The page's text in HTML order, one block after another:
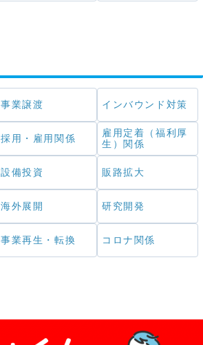
事業譲渡 インバウンド対策
採用・雇用関係
雇用定着（福利厚
生）関係
設備投資 販路拡大
海外展開 研究開発
事業再生・転換 コロナ関係